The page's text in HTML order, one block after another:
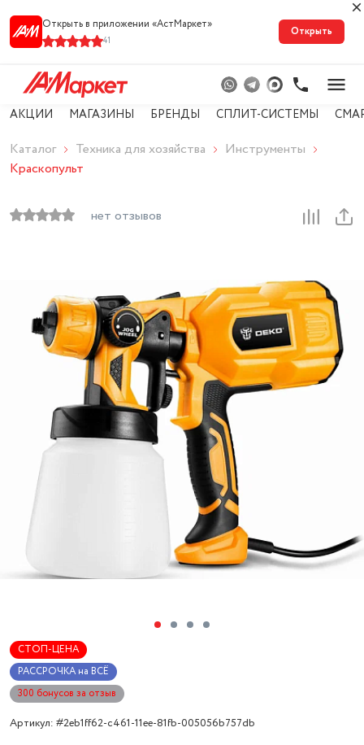
Открыть в приложении «АстМарке‪т‬»
41
Открыть
АКЦИИ МАГАЗИНЫ БРЕНДЫ СПЛИТ-СИСТЕМЫ
Каталог Техника для хозяйства
Инструменты
Краскопульт
нет отзывов
СТОП-ЦЕНА
РАССРОЧКА на ВСЁ
300 бонусов за отзыв
Артикул: #2eb1ff62-c461-11ee-81fb-005056b757db